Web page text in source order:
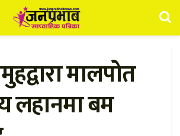
मालपोत
लहानमा बम